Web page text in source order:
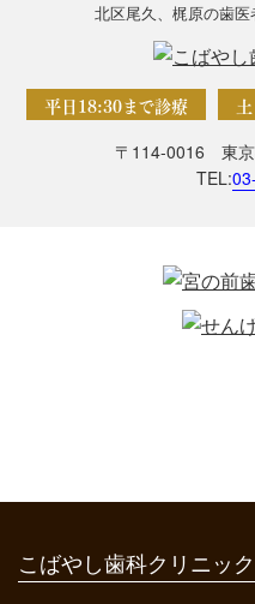
北区尾久、梶原の歯
平日18:30まで診療
〒114-0016 東
TEL:
こばやし歯科クリニッ